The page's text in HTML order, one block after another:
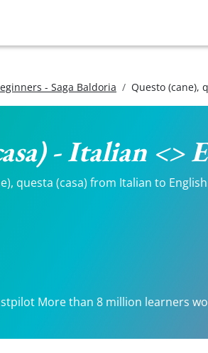
- Saga Baldoria Questo (cane),
- Italian
questa (casa) from Italian to
More than 8 million learners